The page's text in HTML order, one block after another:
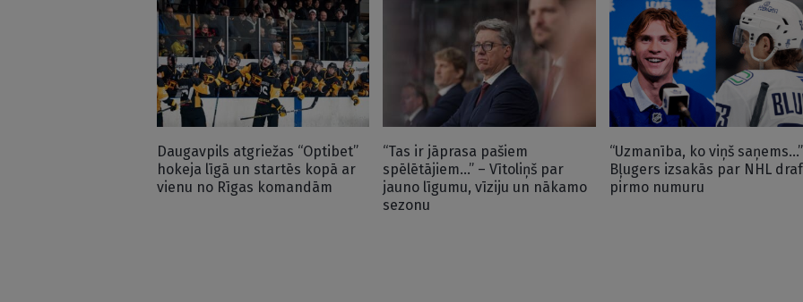
Daugavpils atgriežas “Optibet”
hokeja līgā un startēs kopā ar
vienu no Rīgas komandām
“Tas ir jāprasa pašiem
spēlētājiem…” – Vītoliņš par
jauno līgumu, vīziju un nākamo
sezonu
“Uzmanība, ko viņš
Bļugers izsakās par NHL
pirmo numuru